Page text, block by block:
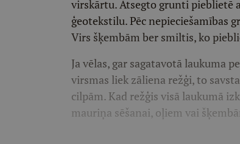
virskārtu. Atsegto grunti pieblietē
ģeotekstilu. Pēc nepieciešamības
Virs šķembām ber smiltis, ko
Ja vēlas, gar sagatavotā laukuma
virsmas liek zāliena režģi, to
cilpām. Kad režģis visā laukumā
mauriņa sēšanai, oļiem vai